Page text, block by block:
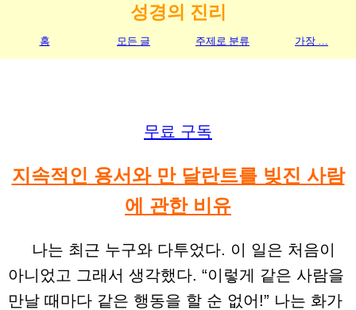
성경의 진리
홈 모든 글 주제로 분류 가장 …
무료 구독
지속적인 용서와 만 달란트를 빚진 사람
에 관한 비유
나는 최근 누구와 다투었다. 이 일은 처음이
아니었고 그래서 생각했다. “이렇게 같은 사람을
만날 때마다 같은 행동을 할 순 없어!” 나는 화가